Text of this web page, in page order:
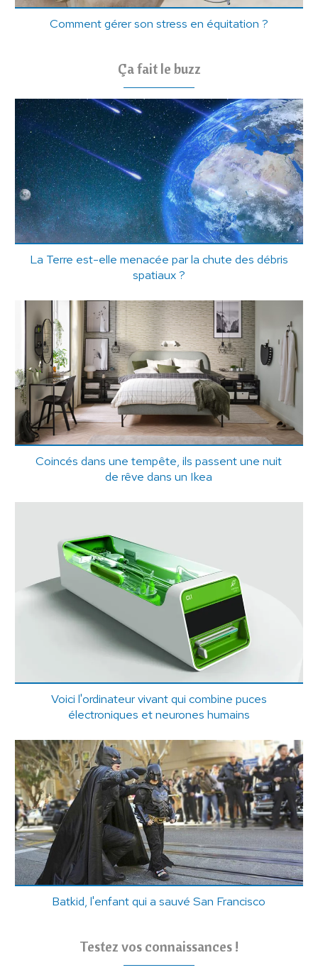
Comment gérer son stress en équitation ?
Ça fait le buzz
La Terre est-elle menacée par la chute des débris
spatiaux ?
Coincés dans une tempête, ils passent une nuit
de rêve dans un Ikea
Voici l'ordinateur vivant qui combine puces
électroniques et neurones humains
Batkid, l'enfant qui a sauvé San Francisco
Testez vos connaissances !